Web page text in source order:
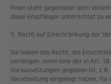
Ihnen steht gegenüber dem
diese Empfänger unterrichtet zu
5. Recht auf Einschränkung der
Sie haben das Recht, die
verlangen, wenn eine der in Art.
Voraussetzungen gegeben ist,
Verarbeitung eingelegt haben, für